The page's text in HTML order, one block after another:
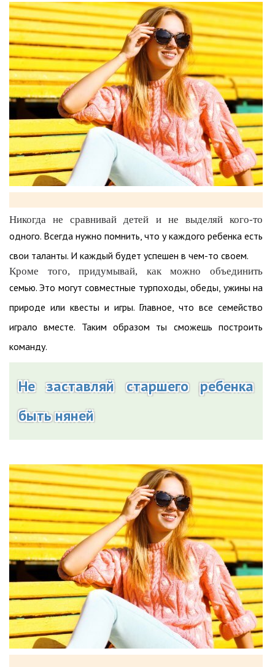
Никогда не сравнивай детей и не выделяй кого-то
одного. Всегда нужно помнить, что у каждого ребенка есть
свои таланты. И каждый будет успешен в чем-то своем.
Кроме того, придумывай, как можно объединить
семью. Это могут совместные турпоходы, обеды, ужины на
природе или квесты и игры. Главное, что все семейство
играло вместе. Таким образом ты сможешь построить
команду.
Не заставляй старшего ребенка
быть няней